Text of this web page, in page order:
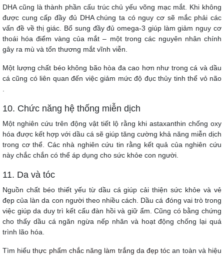
DHA cũng là thành phần cấu trúc chủ yếu võng mạc mắt. Khi không
được cung cấp đầy đủ DHA chúng ta có nguy cơ sẽ mắc phải các
vấn đề về thị giác. Bổ sung đầy đủ omega-3 giúp làm giảm nguy cơ
thoái hóa điểm vàng của mắt – một trong các nguyên nhân chính
gây ra mù và tổn thương mắt vĩnh viễn.
Một lượng chất béo không bão hòa đa cao hơn như trong cá và dầu
cá cũng có liên quan đến việc giảm mức độ đục thủy tinh thể vỏ não
10. Chức năng hệ thống miễn dịch
Một nghiên cứu trên động vật tiết lộ rằng khi astaxanthin chống oxy
hóa được kết hợp với dầu cá sẽ giúp tăng cường khả năng miễn dịch
trong cơ thể. Các nhà nghiên cứu tin rằng kết quả của nghiên cứu
này chắc chắn có thể áp dụng cho sức khỏe con người.
11. Da và tóc
Nguồn chất béo thiết yếu từ dầu cá giúp cải thiện sức khỏe và vẻ
đẹp của làn da con người theo nhiều cách. Dầu cá đóng vai trò trong
việc giúp da duy trì kết cấu đàn hồi và giữ ẩm. Cũng có bằng chứng
cho thấy dầu cá ngăn ngừa nếp nhăn và hoạt động chống lại quá
trình lão hóa.
Tìm hiểuthực phẩm chắc năng làm trắng da đẹp tóc an toàn và hiệu